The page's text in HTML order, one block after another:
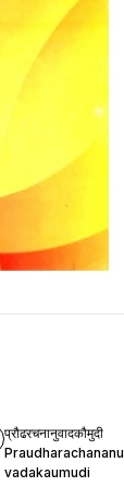
प्रौढरचनानुवादकौमुदी
Praudharachananu
vadakaumudi